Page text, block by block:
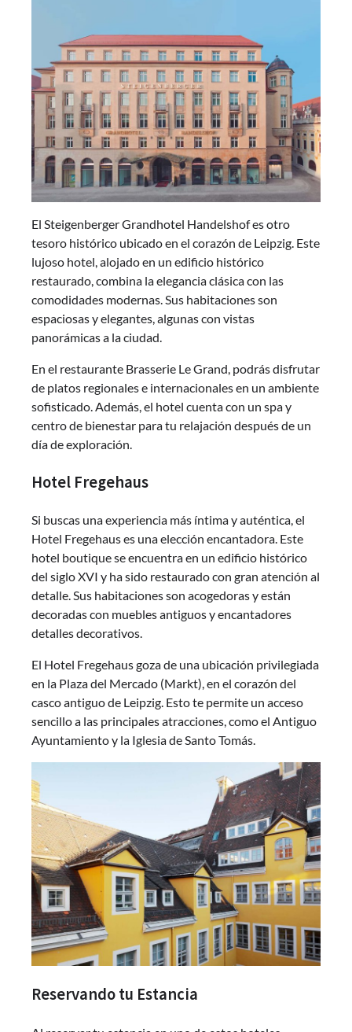
El Steigenberger Grandhotel Handelshof es otro
tesoro histórico ubicado en el corazón de Leipzig. Este
lujoso hotel, alojado en un edificio histórico
restaurado, combina la elegancia clásica con las
comodidades modernas. Sus habitaciones son
espaciosas y elegantes, algunas con vistas
panorámicas a la ciudad.
En el restaurante Brasserie Le Grand, podrás disfrutar
de platos regionales e internacionales en un ambiente
sofisticado. Además, el hotel cuenta con un spa y
centro de bienestar para tu relajación después de un
día de exploración.
Hotel Fregehaus
Si buscas una experiencia más íntima y auténtica, el
Hotel Fregehaus es una elección encantadora. Este
hotel boutique se encuentra en un edificio histórico
del siglo XVI y ha sido restaurado con gran atención al
detalle. Sus habitaciones son acogedoras y están
decoradas con muebles antiguos y encantadores
detalles decorativos.
El Hotel Fregehaus goza de una ubicación privilegiada
en la Plaza del Mercado (Markt), en el corazón del
casco antiguo de Leipzig. Esto te permite un acceso
sencillo a las principales atracciones, como el Antiguo
Ayuntamiento y la Iglesia de Santo Tomás.
Reservando tu Estancia